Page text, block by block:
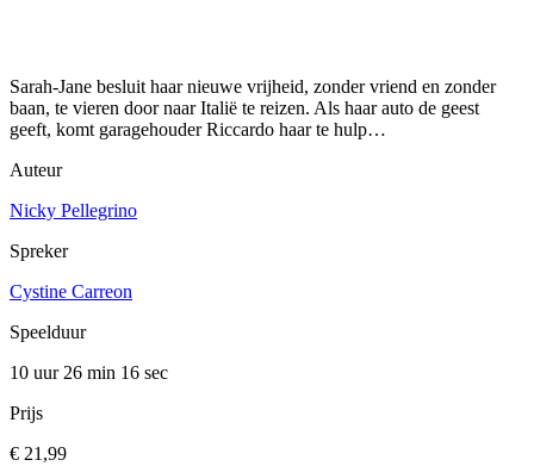
Sarah-Jane besluit haar nieuwe vrijheid, zonder vriend en zonder
baan, te vieren door naar Italië te reizen. Als haar auto de geest
geeft, komt garagehouder Riccardo haar te hulp…
Auteur
Nicky Pellegrino
Spreker
Cystine Carreon
Speelduur
10 uur 26 min 16 sec
Prijs
€ 21,99